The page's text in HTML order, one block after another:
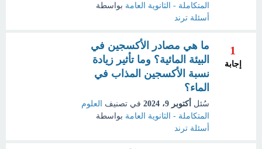
المتكاملة - الثانوية العامة بواسطة
أسئلة ترند
1
إجابة
ما هي مصادر الأكسجين في
البيئة المائية؟ وما تأثير زيادة
نسبة الأكسجين المذاب في
الماء؟
سُئل أكتوبر 9، 2024 في تصنيف
العلوم
المتكاملة - الثانوية العامة بواسطة
أسئلة ترند